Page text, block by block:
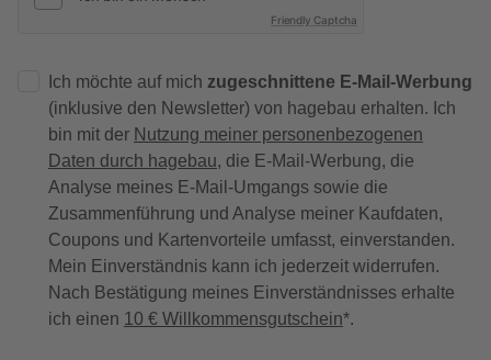
Friendly Captcha
Ich möchte auf mich zugeschnittene E-Mail-Werbung
(inklusive den Newsletter) von hagebau erhalten. Ich
bin mit der Nutzung meiner personenbezogenen
Daten durch hagebau, die E-Mail-Werbung, die
Analyse meines E-Mail-Umgangs sowie die
Zusammenführung und Analyse meiner Kaufdaten,
Coupons und Kartenvorteile umfasst, einverstanden.
Mein Einverständnis kann ich jederzeit widerrufen.
Nach Bestätigung meines Einverständnisses erhalte
ich einen 10 € Willkommensgutschein*.